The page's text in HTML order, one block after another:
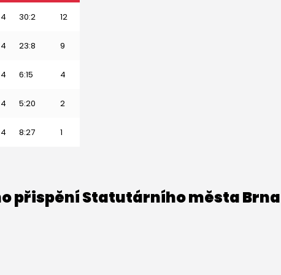
4 30:2 12
4 23:8 9
4 6:15 4
4 5:20 2
4 8:27 1
přispění Statutárního města Brna